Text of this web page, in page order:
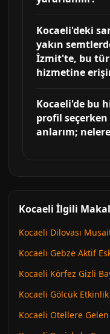
Kocaeli'deki
yakın
İzmit'te, bu tür
hizmetine
Kocaeli'de bu
profil
anlarım;
Kocaeli İlgili
Kocaeli Dilovası
Kocaeli Gebze Aktif
Kocaeli Körfez Gizli
Kocaeli Gölcük
Kocaeli Otellere